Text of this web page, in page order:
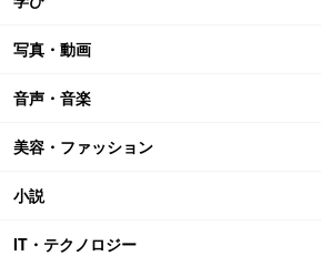
写真・動画
音声・音楽
美容・ファッション
小説
IT・テクノロジー